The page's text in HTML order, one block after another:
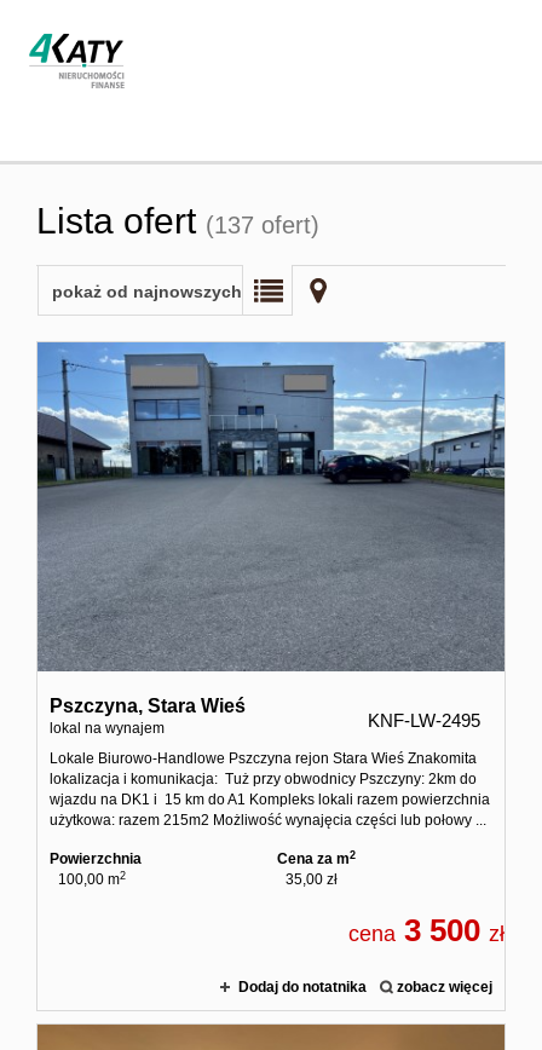
Strona
Oferta
Zgłoś
Zgłoś
Usługi
Lista ofert (137 ofert)
pokaż od najnowszych
Pszczyna, Stara Wieś
lokal na wynajem KNF-LW-2495
Lokale Biurowo-Handlowe Pszczyna rejon Stara Wieś Znakomita
lokalizacja i komunikacja: Tuż przy obwodnicy Pszczyny: 2km do
wjazdu na DK1 i 15 km do A1 Kompleks lokali razem powierzchnia
użytkowa: razem 215m2 Możliwość wynajęcia części lub połowy ...
Powierzchnia
100,00 m2
Cena za m2
35,00 zł
cena 3 500 zł
Dodaj do notatnika zobacz więcej